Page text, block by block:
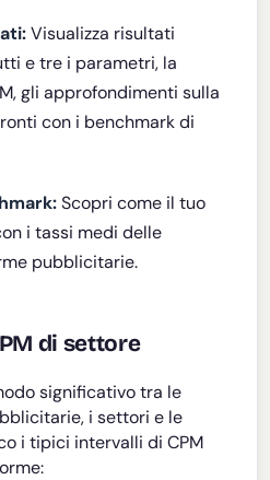
Visualizza risultati
e tre i parametri, la
gli approfondimenti sulla
con i benchmark di
Scopri come il tuo
i tassi medi delle
pubblicitarie.
di settore
significativo tra le
i settori e le
i tipici intervalli di CPM